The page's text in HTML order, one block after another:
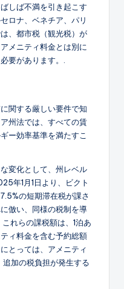
しば不満を引き起こす
ロナ、ベネチア、パリ
、都市税（観光税）が
メニティ料金とは別に
要があります。.
関する厳しい要件で知
州法では、すべての賃
ー効率基準を満たすこ
変化として、州レベル
年1月1日より、ビクト
の短期滞在税が課さ
倣い、同様の税制を導
れらの課税額は、1泊あ
ィ料金を含む予約総額
とっては、アメニティ
追加の税負担が発生する